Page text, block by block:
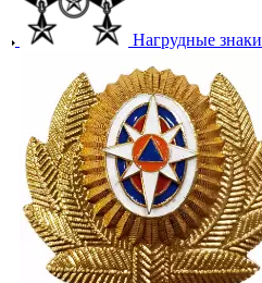
Нагрудные знаки